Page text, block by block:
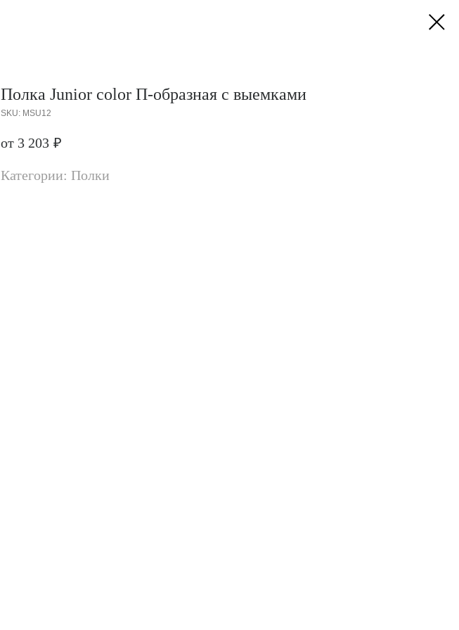
Полка Junior color П-образная с выемками
SKU: MSU12
от 3 203 ₽
Категории: Полки